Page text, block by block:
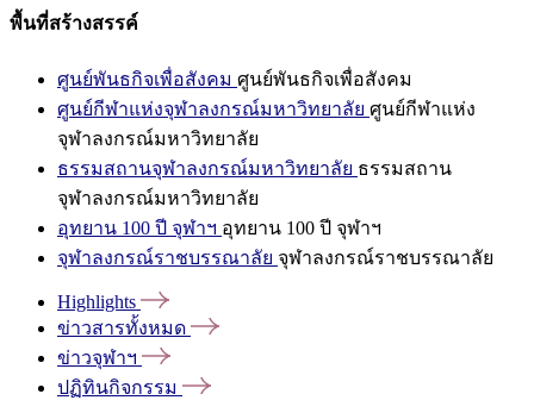
พื้นที่สร้างสรรค์
ศูนย์พันธกิจเพื่อสังคม ศูนย์พันธกิจเพื่อสังคม
ศูนย์กีฬาแห่งจุฬาลงกรณ์มหาวิทยาลัย ศูนย์กีฬาแห่ง
จุฬาลงกรณ์มหาวิทยาลัย
ธรรมสถานจุฬาลงกรณ์มหาวิทยาลัย ธรรมสถาน
จุฬาลงกรณ์มหาวิทยาลัย
อุทยาน 100 ปี จุฬาฯ อุทยาน 100 ปี จุฬาฯ
จุฬาลงกรณ์ราชบรรณาลัย จุฬาลงกรณ์ราชบรรณาลัย
Highlights
ข่าวสารทั้งหมด
ข่าวจุฬาฯ
ปฏิทินกิจกรรม